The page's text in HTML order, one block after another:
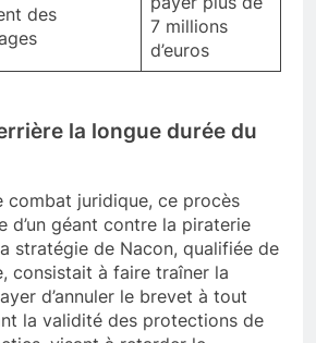
des
7 millions
d’euros
la longue durée du
combat juridique, ce procès
d’un géant contre la piraterie
stratégie de Nacon, qualifiée de
consistait à faire traîner la
d’annuler le brevet à tout
la validité des protections de